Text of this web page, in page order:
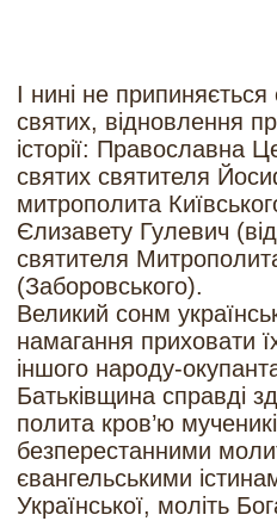
І нині не припиняється
святих, відновлення
історії: Православна
святих святителя
митрополита
Єлизавету Гулевич
святителя
(Заборовського).
Великий сонм
намагання приховати
іншого народу-
Батьківщина справді
полита кров’ю
безперестанними
євангельськими
Української, моліть